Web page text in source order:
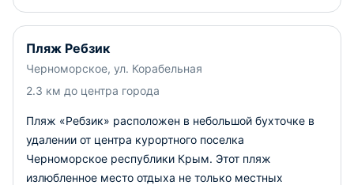
Пляж Ребзик
Черноморское, ул. Корабельная
2.3 км до центра города
Пляж «Ребзик» расположен в небольшой бухточке в
удалении от центра курортного поселка
Черноморское республики Крым. Этот пляж
излюбленное место отдыха не только местных